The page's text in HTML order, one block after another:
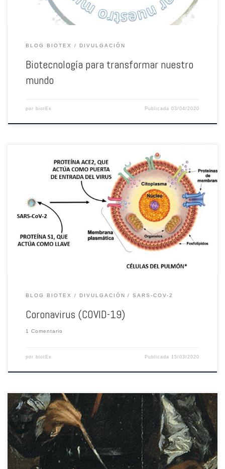
BLOG BIOTEX DIVULGACIÓN
Biotecnología para transformar nuestro
mundo
por biotEx Publicada03/04/2020
Desde la Asociación de Biotecnólogos de Extremadura queremos transmitir
tranquilidad, os rogamos que permanezcáis en casa en la medida de lo
posible y sigáis las recomendaciones de el gobierno. Mientras tanto,
intentaremos daros información veraz y actualizada sobre este virus.
Vamos a tratar los siguientes puntos: ¿Qué es un virus? […]
BLOG BIOTEX DIVULGACIÓN SARS-COV-2
Coronavirus (COVID-19)
1 Comentario
por biotEx Publicada 15/03/2020
Sin lugar a dudas, entre las familias reales más destacadas de la historia
de Europa, la de Felipe IV guarda un puesto especial. Si bien el monarca
pasó a la historia como uno de los grandes gobernantes del Imperio